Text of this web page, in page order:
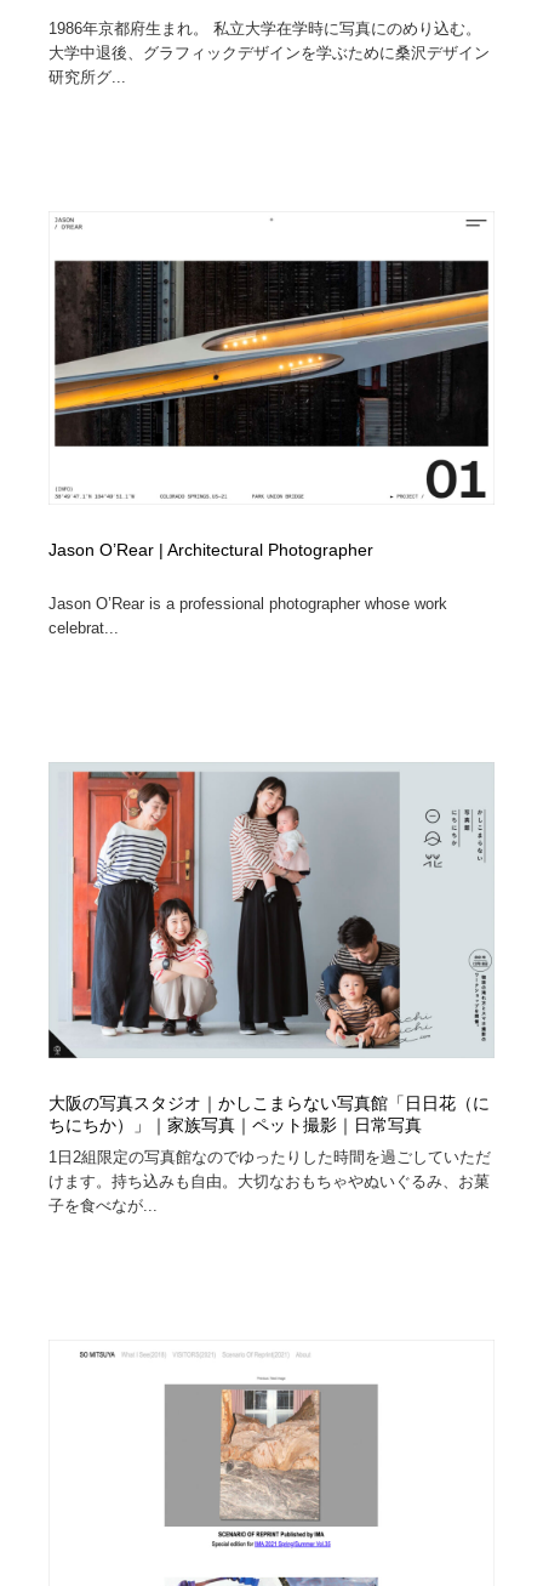
1986年京都府生まれ。 私立大学在学時に写真にのめり込む。
大学中退後、グラフィックデザインを学ぶために桑沢デザイン
研究所グ...
Jason O’Rear | Architectural Photographer
Jason O’Rear is a professional photographer whose work
celebrat...
大阪の写真スタジオ｜かしこまらない写真館「日日花（に
ちにちか）」｜家族写真｜ペット撮影｜日常写真
1日2組限定の写真館なのでゆったりした時間を過ごしていただ
けます。持ち込みも自由。大切なおもちゃやぬいぐるみ、お菓
子を食べなが...